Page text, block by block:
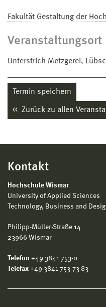
Fakultät Gestaltung der
Veranstaltungsort
Unterstrich Metzgerei,
Termin speichern
Zurück zu allen
Kontakt
Hochschule Wismar
University of Applied Sciences
Technology, Business and
Philipp-Müller-Straße 14
23966 Wismar
Telefon +49 3841 753-0
Telefax +49 3841 753-73 83